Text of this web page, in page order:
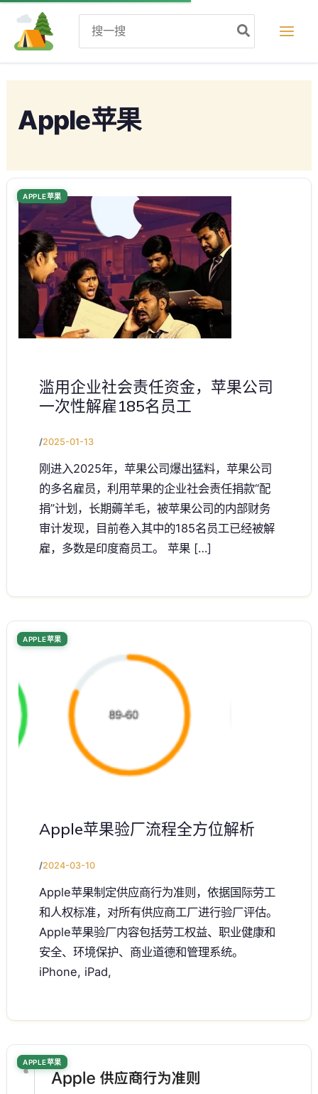
for:
Apple苹果
滥用企业社会责任资金，苹果公司
一次性解雇185名员工
APPLE苹果
/2025-01-13
刚进入2025年，苹果公司爆出猛料，苹果公司
的多名雇员，利用苹果的企业社会责任捐款“配
捐”计划，长期薅羊毛，被苹果公司的内部财务
审计发现，目前卷入其中的185名员工已经被解
雇，多数是印度裔员工。 苹果 […]
Apple苹果验厂流程全方位解析
APPLE苹果
/2024-03-10
Apple苹果制定供应商行为准则，依据国际劳工
和人权标准，对所有供应商工厂进行验厂评估。
Apple苹果验厂内容包括劳工权益、职业健康和
安全、环境保护、商业道德和管理系统。
iPhone, iPad,
APPLE苹果